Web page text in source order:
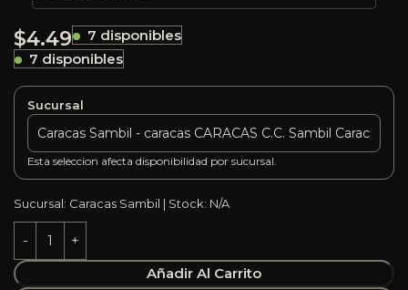
$4.49
7 disponibles
7 disponibles
Sucursal
Esta seleccion afecta disponibilidad por sucursal.
Sucursal: Caracas Sambil | Stock: N/A
Añadir Al Carrito